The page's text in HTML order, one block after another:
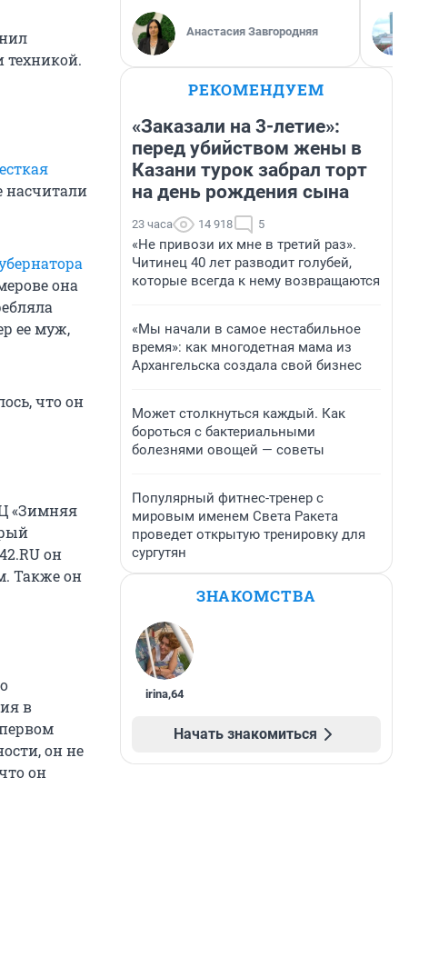
техникой.
насчитали
она
ее муж,
что он
«Зимняя
он
Также он
в
он не
он
Анастасия Завгородняя
РЕКОМЕНДУЕМ
«Заказали на 3-летие»:
перед убийством жены в
Казани турок забрал торт
на день рождения сына
23 часа 14 918 5
«Не привози их мне в третий раз».
Читинец 40 лет разводит голубей,
которые всегда к нему возвращаются
«Мы начали в самое нестабильное
время»: как многодетная мама из
Архангельска создала свой бизнес
Может столкнуться каждый. Как
бороться с бактериальными
болезнями овощей — советы
Популярный фитнес-тренер с
мировым именем Света Ракета
проведет открытую тренировку для
сургутян
ЗНАКОМСТВА
irina,64
Начать знакомиться